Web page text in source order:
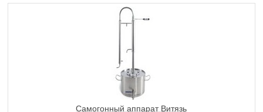
Самогонный аппарат Витязь